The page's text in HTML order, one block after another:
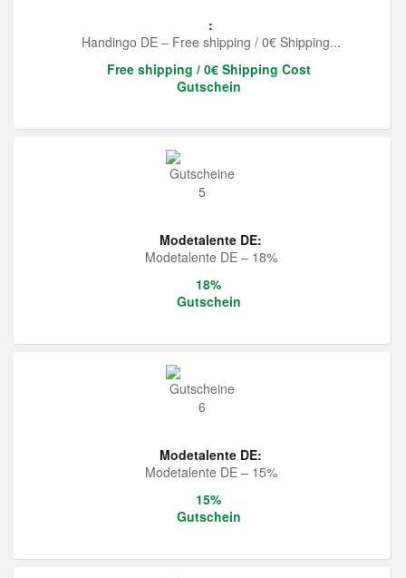
:
Handingo DE – Free shipping / 0€ Shipping...
Free shipping / 0€ Shipping Cost
Gutschein
Modetalente DE:
Modetalente DE – 18%
18%
Gutschein
Modetalente DE:
Modetalente DE – 15%
15%
Gutschein